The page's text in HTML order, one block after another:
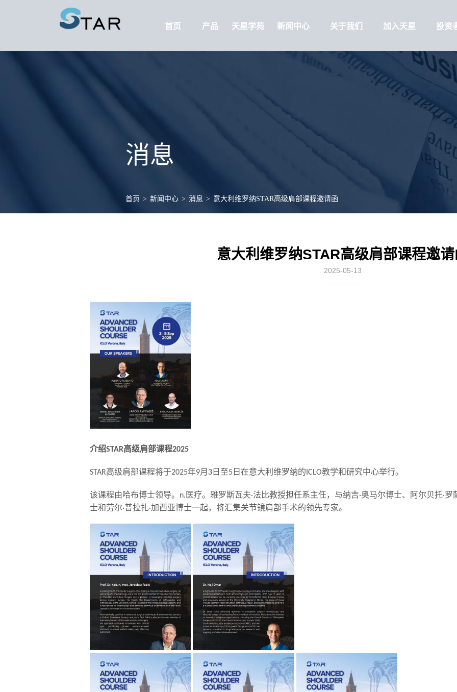
首页 产品 天星学苑 新闻中心 关于我们 加入天星 投资
消息
首页 > 新闻中心 > 消息 > 意大利维罗纳STAR高级肩部课程邀请函
意大利维罗纳STAR高级肩部课程邀
2025-05-13